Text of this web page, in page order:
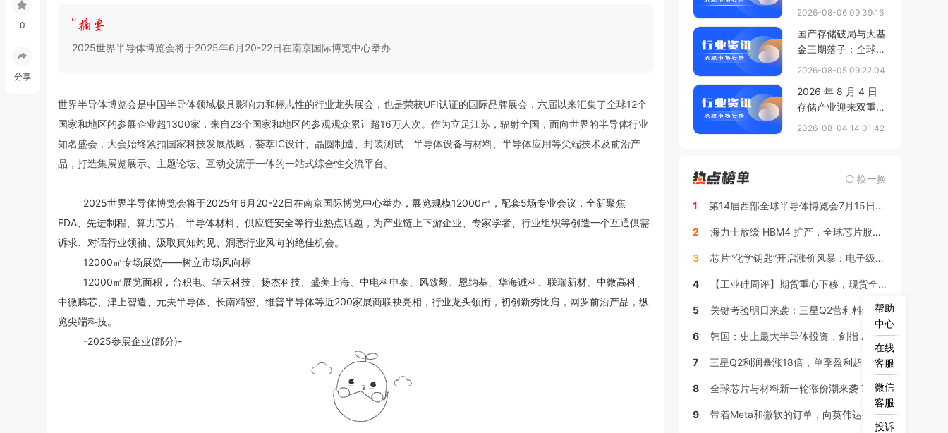
2025世界半导体博览会将于2025年6月20-22日在南京国际博览中心举办
世界半导体博览会是中国半导体领域极具影响力和标志性的行业龙头展会，也是荣获UFI认证的国际品牌展会，六届以来汇集了全球12个
国家和地区的参展企业超1300家，来自23个国家和地区的参观观众累计超16万人次。作为立足江苏，辐射全国，面向世界的半导体行业
知名盛会，大会始终紧扣国家科技发展战略，荟萃IC设计、晶圆制造、封装测试、半导体设备与材料、半导体应用等尖端技术及前沿产
品，打造集展览展示、主题论坛、互动交流于一体的一站式综合性交流平台。
2025世界半导体博览会将于2025年6月20-22日在南京国际博览中心举办，展览规模12000㎡，配套5场专业会议，全新聚焦
EDA、先进制程、算力芯片、半导体材料、供应链安全等行业热点话题，为产业链上下游企业、专家学者、行业组织等创造一个互通供需
诉求、对话行业领袖、汲取真知灼见、洞悉行业风向的绝佳机会。
12000㎡专场展览——树立市场风向标
12000㎡展览面积，台积电、华天科技、扬杰科技、盛美上海、中电科申泰、风致毅、恩纳基、华海诚科、联瑞新材、中微高科、
中微腾芯、津上智造、元夫半导体、长南精密、维普半导体等近200家展商联袂亮相，行业龙头领衔，初创新秀比肩，网罗前沿产品，纵
览尖端科技。
-2025参展企业(部分)-
进入“中国变量”时刻
2026-08-06 09:39:16
国产存储破局与大基
金三期落子：全球半
导体产业在分化中重
2026-08-05 09:22:04
2026 年 8 月 4 日
存储产业迎来双重变
革：全球 AI 存储新
2026-08-04 14:01:42
换一换
1 第14届西部全球半导体博览会7月15日如期盛大开幕
2 海力士放缓 HBM4 扩产，全球芯片股重挫
3 芯片“化学钥匙”开启涨价风暴：电子级氢氟酸暴涨背后的AI算力暗战
4 【工业硅周评】期货重心下移，现货全面松动（2026年6月18日-6月25日）
5 关键考验明日来袭：三星Q2营利料狂飙17倍 但AI支出前景暗藏风险
6 韩国：史上最大半导体投资，剑指 AI 与存储霸权
7 三星Q2利润暴涨18倍，单季盈利超英伟达
8 全球芯片与材料新一轮涨价潮来袭 7 月 1 日起全面执行
9 带着Meta和微软的订单，向英伟达亮出全栈武器
0
分享
帮助
中心
在线
客服
微信
客服
投诉